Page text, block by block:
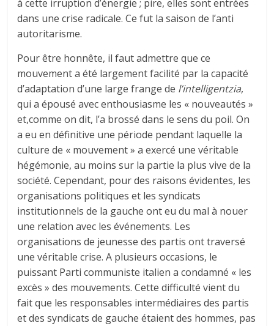
à cette irruption d’énergie ; pire, elles sont entrées
dans une crise radicale. Ce fut la saison de l’anti
autoritarisme.
Pour être honnête, il faut admettre que ce
mouvement a été largement facilité par la capacité
d’adaptation d’une large frange de l’intelligentzia,
qui a épousé avec enthousiasme les « nouveautés »
et,comme on dit, l’a brossé dans le sens du poil. On
a eu en définitive une période pendant laquelle la
culture de « mouvement » a exercé une véritable
hégémonie, au moins sur la partie la plus vive de la
société. Cependant, pour des raisons évidentes, les
organisations politiques et les syndicats
institutionnels de la gauche ont eu du mal à nouer
une relation avec les événements. Les
organisations de jeunesse des partis ont traversé
une véritable crise. A plusieurs occasions, le
puissant Parti communiste italien a condamné « les
excès » des mouvements. Cette difficulté vient du
fait que les responsables intermédiaires des partis
et des syndicats de gauche étaient des hommes, pas